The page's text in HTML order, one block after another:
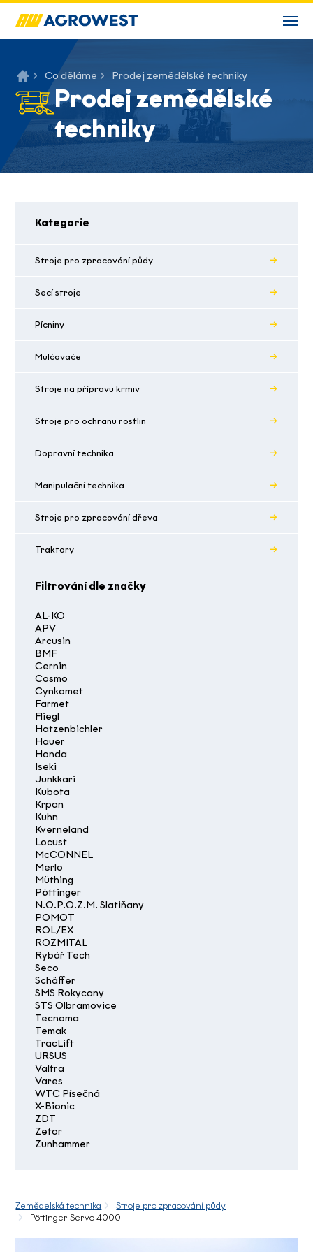
Co děláme Prodej zemědělské techniky
Prodej zemědělské
techniky
Kategorie
Stroje pro zpracování půdy
Secí stroje
Pícniny
Mulčovače
Stroje na přípravu krmiv
Stroje pro ochranu rostlin
Dopravní technika
Manipulační technika
Stroje pro zpracování dřeva
Traktory
Filtrování dle značky
AL-KO
APV
Arcusin
BMF
Cernin
Cosmo
Cynkomet
Farmet
Fliegl
Hatzenbichler
Hauer
Honda
Iseki
Junkkari
Kubota
Krpan
Kuhn
Kverneland
Locust
McCONNEL
Merlo
Müthing
Pöttinger
N.O.P.O.Z.M. Slatiňany
POMOT
ROL/EX
ROZMITAL
Rybář Tech
Seco
Schäffer
SMS Rokycany
STS Olbramovice
Tecnoma
Temak
TracLift
URSUS
Valtra
Vares
WTC Písečná
X-Bionic
ZDT
Zetor
Zunhammer
Zemědelská technika
Stroje pro zpracování půdy
Pöttinger Servo 4000